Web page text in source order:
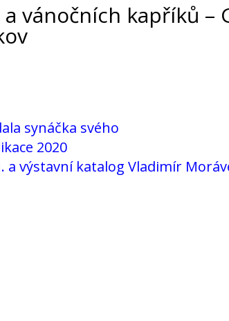
a vánočních kapříků –
synáčka svého
2020
a výstavní katalog Vladimír